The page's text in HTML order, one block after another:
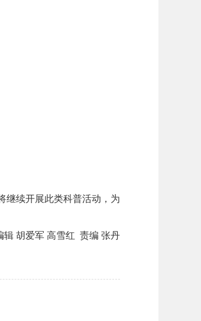
继续开展此类科普活动，为
辑 胡爱军 高雪红 责编 张丹